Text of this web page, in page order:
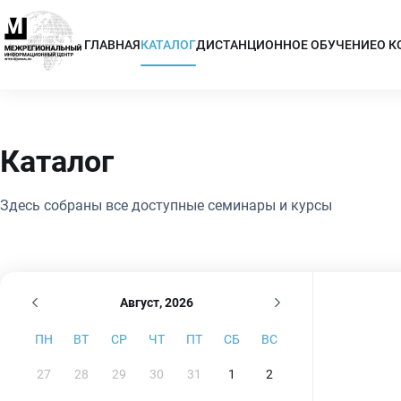
ГЛАВНАЯКАТАЛОГДИСТАНЦИОННОЕ ОБУЧЕНИЕО
Каталог
Здесь собраны все доступные семинары и курсы
Август, 2026
ПН ВТ СР ЧТ ПТ СБ ВС
27 28 29 30 31 1 2